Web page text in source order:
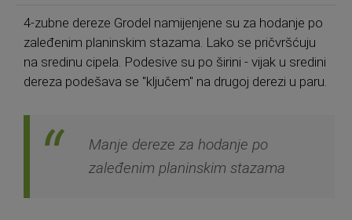
4-zubne dereze Grodel namijenjene su za hodanje po
zaleđenim planinskim stazama. Lako se pričvršćuju
na sredinu cipela. Podesive su po širini - vijak u sredini
dereza podešava se "ključem" na drugoj derezi u paru.
Manje dereze za hodanje po
zaleđenim planinskim stazama